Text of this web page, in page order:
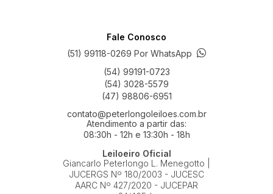
Fale Conosco
(51) 99118-0269 Por WhatsApp
(54) 99191-0723
(54) 3028-5579
(47) 98806-6951
contato@peterlongoleiloes.com.br
Atendimento a partir das:
08:30h - 12h e 13:30h - 18h
Leiloeiro Oficial
Giancarlo Peterlongo L. Menegotto |
JUCERGS Nº 180/2003 - JUCESC
AARC Nº 427/2020 - JUCEPAR